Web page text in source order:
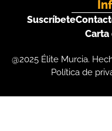
Suscríbete
Carta
@2025 Élite Murcia.
Política de